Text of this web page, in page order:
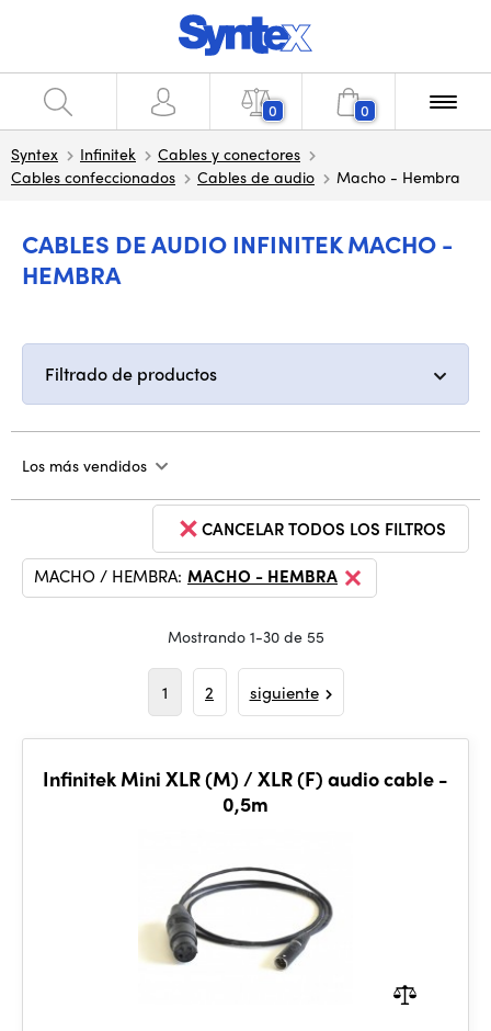
0 0
Syntex Infinitek
Cables y conectores
Cables confeccionados
Cables de audio Macho - Hembra
CABLES DE AUDIO INFINITEK MACHO -
HEMBRA
Filtrado de productos
Los más vendidos
CANCELAR TODOS LOS FILTROS
MACHO / HEMBRA: MACHO - HEMBRA
Mostrando 1-30 de 55
1 2 siguiente
Infinitek Mini XLR (M) / XLR (F) audio cable -
0,5m